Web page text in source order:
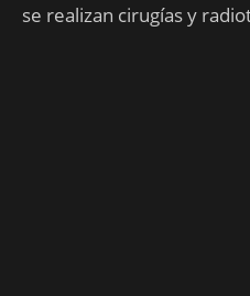
se realizan cirugías y